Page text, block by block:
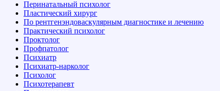
Перинатальный психолог
Пластический хирург
По рентгенэндоваскулярным диагностике и лечению
Практический психолог
Проктолог
Профпатолог
Психиатр
Психиатр-нарколог
Психолог
Психотерапевт